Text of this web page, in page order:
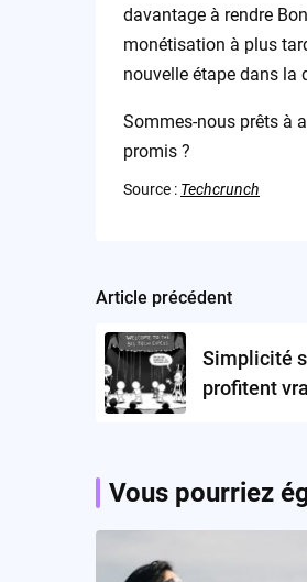
davantage à rendre
monétisation à plus
nouvelle étape dans la
Sommes-nous prêts à
promis ?
Source : Techcrunch
Post
navigation
Article précédent
Simplicité
profitent
Vous pourriez